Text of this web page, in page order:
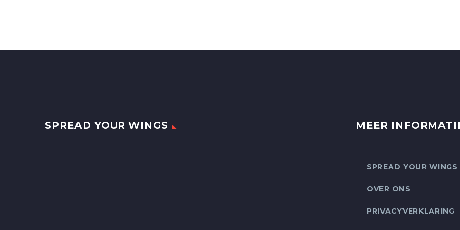
SPREAD YOUR WINGS MEER
SPREAD YOUR WINGS
OVER ONS
PRIVACYVERKLARING